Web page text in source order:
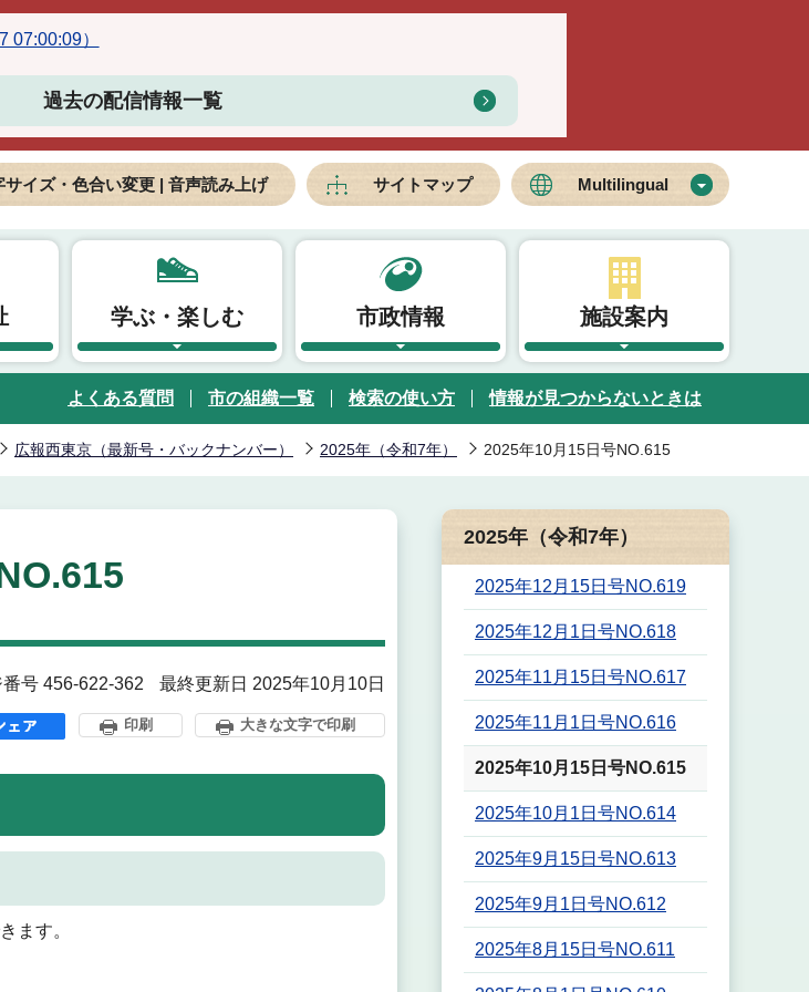
07:00:09）
過去の配信情報一覧
サイズ・色合い変更 | 音声読み上げ サイトマップ Multilingual
学ぶ・楽しむ 市政情報 施設案内
よくある質問 市の組織一覧 検索の使い方 情報が見つからないときは
広報西東京（最新号・バックナンバー） 2025年（令和7年） 2025年10月15日号NO.615
号 456-622-362 最終更新日 2025年10月10日
印刷 大きな文字で印刷
ます。
2025年（令和7年）
2025年12月15日号NO.619
2025年12月1日号NO.618
2025年11月15日号NO.617
2025年11月1日号NO.616
2025年10月15日号NO.615
2025年10月1日号NO.614
2025年9月15日号NO.613
2025年9月1日号NO.612
2025年8月15日号NO.611